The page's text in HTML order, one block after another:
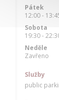
Pátek
12:00 -
Sobota
19:30 -
Neděle
Zavřeno
Služby
public